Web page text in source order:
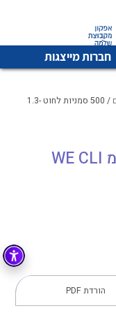
חברות מייצגות
בישראל בשיווק
לכל מוצרי היצרן
לכל מוצרי היצרן
/ 500 סמניות לחוט 1.3-
500 סמניות לחוט 1.3-3.0ממ WE CLI
הורדת PDF